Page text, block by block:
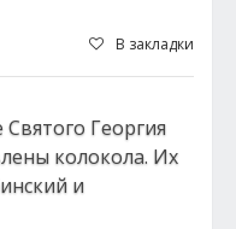
В закладки
Георгия
колокола. Их
и